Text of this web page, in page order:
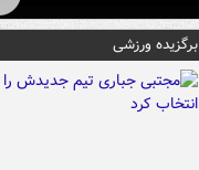
برگزیده ورزشی